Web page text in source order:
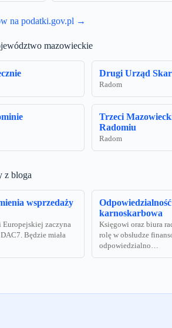
na podatki.gov.pl →
mazowieckie
Drugi Urząd
Radom
Trzeci
Radomiu
Radom
z bloga
wsprzedaży
zaczyna
Będzie miała
karnoskarbowa
Księgowi oraz biura
rolę w obsłudze
odpowiedzialno…